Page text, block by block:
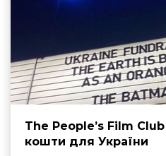
The People’s Film
кошти для України